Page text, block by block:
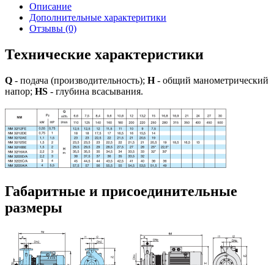
Описание
Дополнительные характеритики
Отзывы (0)
Технические характеристики
Q - подача (производительность); H- общий манометрический
напор; HS - глубина всасывания.
Габаритные и присоединительные
размеры